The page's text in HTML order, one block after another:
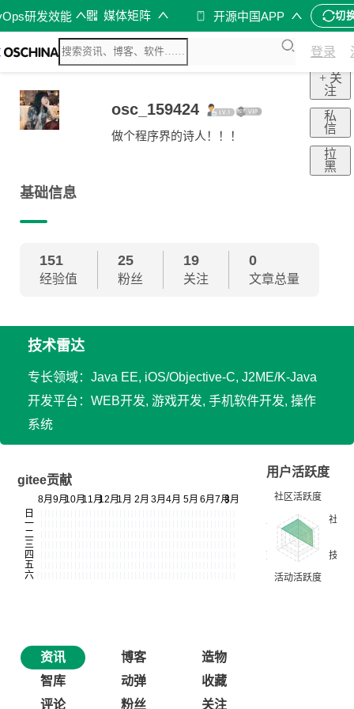
研发效能 媒体矩阵 开源中国APP 切
登录
osc_159424
做个程序界的诗人！！！
+ 关
注
私
信
拉
黑
基础信息
151
经验值
25
粉丝
19
关注
0
文章总量
技术雷达
专长领域：Java EE, iOS/Objective-C, J2ME/K-Java
开发平台：WEB开发, 游戏开发, 手机软件开发, 操作
系统
gitee贡献
用户活跃度
资讯 博客
造物
智库
动弹
收藏
评论
粉丝 关注